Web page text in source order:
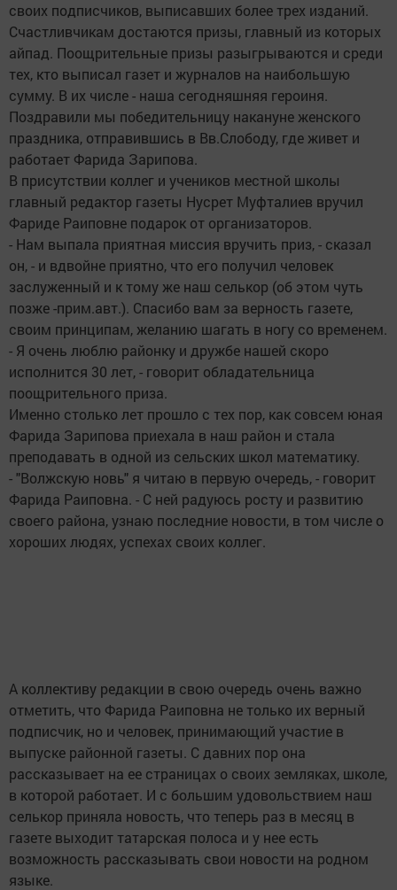
своих подписчиков, выписавших более трех изданий.
Счастливчикам достаются призы, главный из которых
айпад. Поощрительные призы разыгрываются и среди
тех, кто выписал газет и журналов на наибольшую
сумму. В их числе - наша сегодняшняя героиня.
Поздравили мы победительницу накануне женского
праздника, отправившись в Вв.Слободу, где живет и
работает Фарида Зарипова.
В присутствии коллег и учеников местной школы
главный редактор газеты Нусрет Муфталиев вручил
Фариде Раиповне подарок от организаторов.
- Нам выпала приятная миссия вручить приз, - сказал
он, - и вдвойне приятно, что его получил человек
заслуженный и к тому же наш селькор (об этом чуть
позже -прим.авт.). Спасибо вам за верность газете,
своим принципам, желанию шагать в ногу со временем.
- Я очень люблю районку и дружбе нашей скоро
исполнится 30 лет, - говорит обладательница
поощрительного приза.
Именно столько лет прошло с тех пор, как совсем юная
Фарида Зарипова приехала в наш район и стала
преподавать в одной из сельских школ математику.
- "Волжскую новь" я читаю в первую очередь, - говорит
Фарида Раиповна. - С ней радуюсь росту и развитию
своего района, узнаю последние новости, в том числе о
хороших людях, успехах своих коллег.
А коллективу редакции в свою очередь очень важно
отметить, что Фарида Раиповна не только их верный
подписчик, но и человек, принимающий участие в
выпуске районной газеты. С давних пор она
рассказывает на ее страницах о своих земляках, школе,
в которой работает. И с большим удовольствием наш
селькор приняла новость, что теперь раз в месяц в
газете выходит татарская полоса и у нее есть
возможность рассказывать свои новости на родном
языке.